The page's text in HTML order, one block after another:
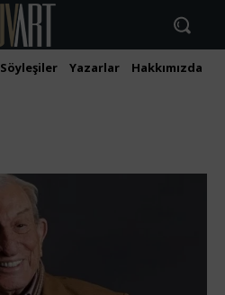
Söyleşiler Yazarlar Hakkımızda